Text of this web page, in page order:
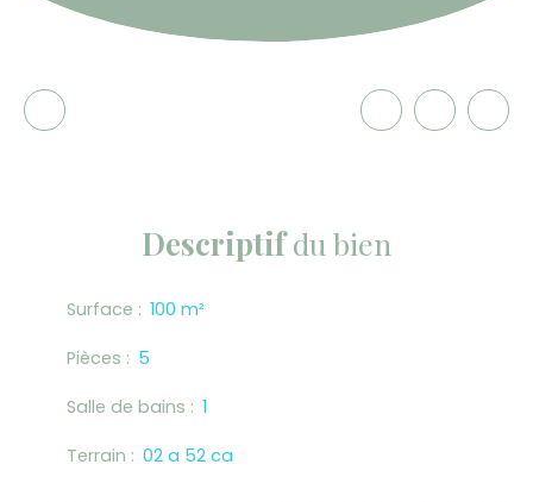
Descriptifdu bien
Surface : 100 m²
Pièces : 5
Salle de bains : 1
Terrain : 02 a 52 ca